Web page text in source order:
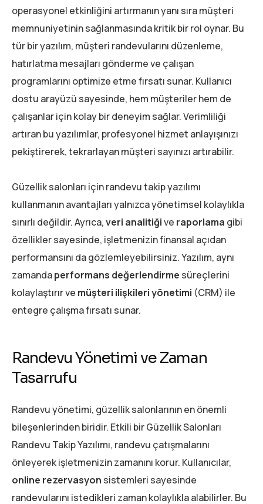
operasyonel etkinliğini artırmanın yanı sıra müşteri
memnuniyetinin sağlanmasında kritik bir rol oynar. Bu
tür bir yazılım, müşteri randevularını düzenleme,
hatırlatma mesajları gönderme ve çalışan
programlarını optimize etme fırsatı sunar. Kullanıcı
dostu arayüzü sayesinde, hem müşteriler hem de
çalışanlar için kolay bir deneyim sağlar. Verimliliği
artıran bu yazılımlar, profesyonel hizmet anlayışınızı
pekiştirerek, tekrarlayan müşteri sayınızı artırabilir.
Güzellik salonları için randevu takip yazılımı
kullanmanın avantajları yalnızca yönetimsel kolaylıkla
sınırlı değildir. Ayrıca,veri analitiğive raporlama gibi
özellikler sayesinde, işletmenizin finansal açıdan
performansını da gözlemleyebilirsiniz. Yazılım, aynı
zamandaperformans değerlendirme süreçlerini
kolaylaştırır ve müşteri ilişkileri yönetimi (CRM) ile
entegre çalışma fırsatı sunar.
Randevu Yönetimi ve Zaman
Tasarrufu
Randevu yönetimi, güzellik salonlarının en önemli
bileşenlerinden biridir. Etkili bir Güzellik Salonları
Randevu Takip Yazılımı, randevu çatışmalarını
önleyerek işletmenizin zamanını korur. Kullanıcılar,
online rezervasyon sistemleri sayesinde
randevularını istedikleri zaman kolaylıkla alabilirler. Bu